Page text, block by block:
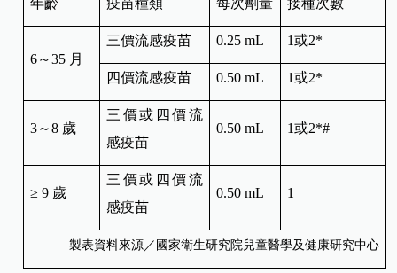
6～35 月
三價流感疫苗 0.25 mL 1或2*
四價流感疫苗 0.50 mL 1或2*
3～8 歲
三價或四價流
感疫苗
0.50 mL 1或2*#
≥ 9 歲
三價或四價流
感疫苗
0.50 mL 1
製表資料來源／國家衛生研究院兒童醫學及健康研究中心